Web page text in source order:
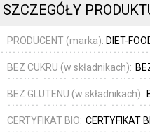
SZCZEGÓŁY
PRODUCENT (marka): DIET-
BEZ CUKRU (w składnikach):
BEZ GLUTENU (w składnikach):
CERTYFIKAT BIO: CERTYFIKAT